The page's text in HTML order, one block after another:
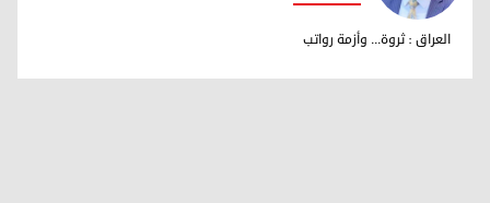
مهند محمود شوقي
العراق : ثروة... وأزمة رواتب